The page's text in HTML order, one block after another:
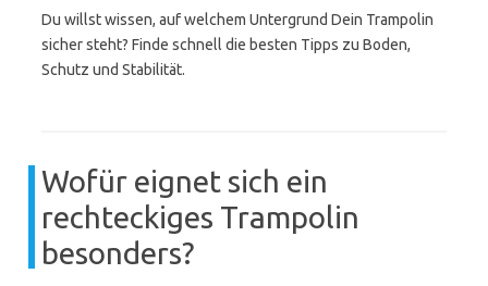
Du willst wissen, auf welchem Untergrund Dein Trampolin
sicher steht? Finde schnell die besten Tipps zu Boden,
Schutz und Stabilität.
Wofür eignet sich ein
rechteckiges Trampolin
besonders?